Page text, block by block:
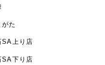
がた
SA上り店
SA下り店